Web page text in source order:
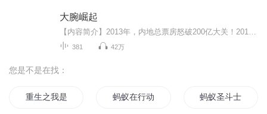
大腕崛起
381 42万
您是不是在找：
重生之我是蚂蚁 蚂蚁在行动 蚂蚁圣斗士